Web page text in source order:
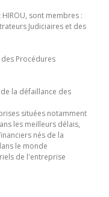
HIROU, sont membres :
Judiciaires et des
des Procédures
la défaillance des
situées notamment
les meilleurs délais,
nés de la
le monde
de l'entreprise